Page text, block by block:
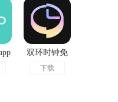
双环时钟免
费版
下载